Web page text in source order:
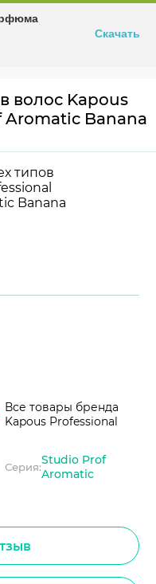
11, к. 1
волос Kapous
Aromatic Banana
Все товары бренда
Kapous Professional
Серия:Studio Prof
Aromatic
Скачать